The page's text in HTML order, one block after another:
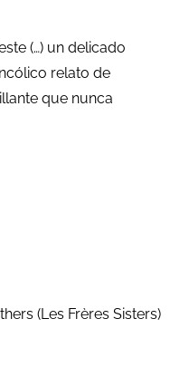
(…) un delicado
relato de
que nunca
(Les Frères Sisters)